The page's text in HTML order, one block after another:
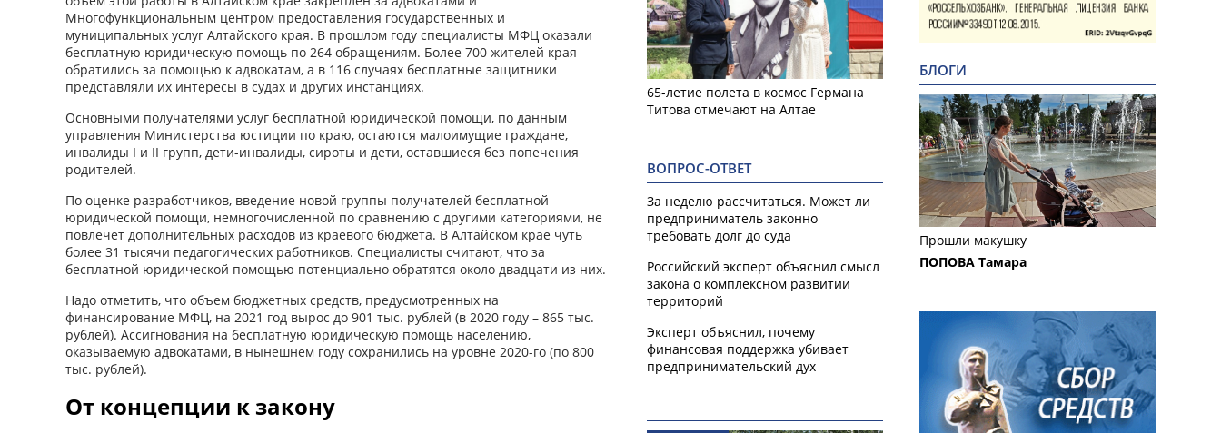
Многофункциональным центром предоставления государственных и
муниципальных услуг Алтайского края. В прошлом году специалисты МФЦ оказали
бесплатную юридическую помощь по 264 обращениям. Более 700 жителей края
обратились за помощью к адвокатам, а в 116 случаях бесплатные защитники
представляли их интересы в судах и других инстанциях.
Основными получателями услуг бесплатной юридической помощи, по данным
управления Министерства юстиции по краю, остаются малоимущие граждане,
инвалиды I и II групп, дети-инвалиды, сироты и дети, оставшиеся без попечения
родителей.
По оценке разработчиков, введение новой группы получателей бесплатной
юридической помощи, немногочисленной по сравнению с другими категориями, не
повлечет дополнительных расходов из краевого бюджета. В Алтайском крае чуть
более 31 тысячи педагогических работников. Специалисты считают, что за
бесплатной юридической помощью потенциально обратятся около двадцати из них.
Надо отметить, что объем бюджетных средств, предусмотренных на
финансирование МФЦ, на 2021 год вырос до 901 тыс. рублей (в 2020 году – 865 тыс.
рублей). Ассигнования на бесплатную юридическую помощь населению,
оказываемую адвокатами, в нынешнем году сохранились на уровне 2020-го (по 800
тыс. рублей).
От концепции к закону
65-летие полета в космос Германа
Титова отмечают на Алтае
ВОПРОС-ОТВЕТ
За неделю рассчитаться. Может ли
предприниматель законно
требовать долг до суда
Российский эксперт объяснил смысл
закона о комплексном развитии
территорий
Эксперт объяснил, почему
финансовая поддержка убивает
предпринимательский дух
БЛОГИ
Прошли макушку
ПОПОВА Тамара